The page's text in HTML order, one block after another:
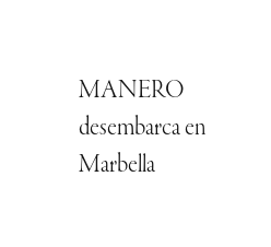
MANERO
desembarca en
Marbella